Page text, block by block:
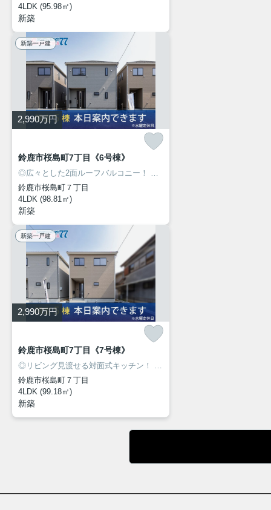
4LDK (95.98㎡)
新築
新築一戸建
2,990万円
鈴鹿市桜島町7丁目《6号棟》
◎広々とした2面ルーフバルコニー！
鈴鹿市桜島町７丁目
4LDK (98.81㎡)
新築
新築一戸建
2,990万円
鈴鹿市桜島町7丁目《7号棟》
◎リビング見渡せる対面式キッチン！
鈴鹿市桜島町７丁目
4LDK (99.18㎡)
新築